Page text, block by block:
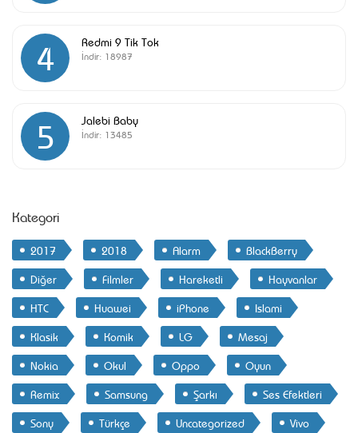
4 Redmi 9 Tik Tok
İndir: 18987
5 Jalebi Baby
İndir: 13485
Kategori
2017 2018 Alarm
BlackBerry
Diğer
Filmler Hareketli
Hayvanlar
HTC
Huawei iPhone
Islami
Klasik
Komik LG
Mesaj
Nokia
Okul Oppo
Oyun
Remix
Samsung Şarkı
Ses Efektleri
Sony
Türkçe Uncategorized Vivo